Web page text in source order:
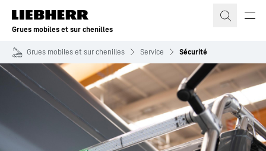
Grues mobiles et sur chenilles
Grues mobiles et sur chenilles Service Sécurité